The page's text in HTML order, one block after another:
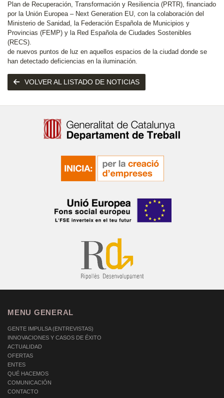
Plan de Recuperación, Transformación y Resiliencia (PRTR), financiado
por la Unión Europea – Next Generation EU, con la colaboración del
Ministerio de Sanidad, la Federación Española de Municipios y
Provincias (FEMP) y la Red Española de Ciudades Sostenibles
(RECS).
de nuevos puntos de luz en aquellos espacios de la ciudad donde se
han detectado deficiencias en la iluminación.
VOLVER AL LISTADO DE NOTICIAS
MENU GENERAL
GENTE IMPULSA (ENTREVISTAS)
INNOVACIONES Y CASOS DE ÉXITO
ACTUALIDAD
OFERTAS
ENTES
QUÉ HACEMOS
COMUNICACIÓN
CONTACTO